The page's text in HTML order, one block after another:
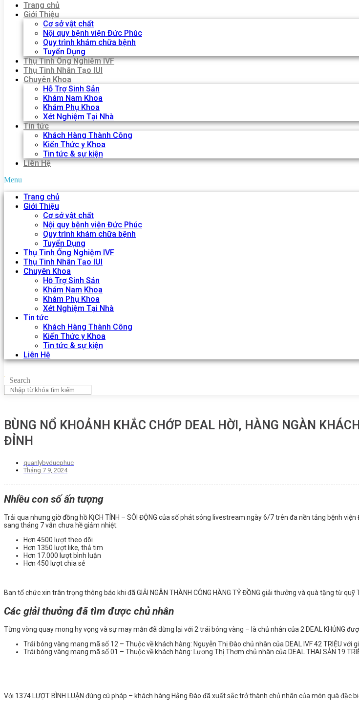
Trang chủ
Giới Thiệu
Cơ sở vật chất
Nội quy bệnh viện Đức Phúc
Quy trình khám chữa bệnh
Tuyển Dụng
Thụ Tinh Ống Nghiệm IVF
Thụ Tinh Nhân Tạo IUI
Chuyên Khoa
Hỗ Trợ Sinh Sản
Khám Nam Khoa
Khám Phụ Khoa
Xét Nghiệm Tại Nhà
Tin tức
Khách Hàng Thành Công
Kiến Thức y Khoa
Tin tức & sự kiện
Liên Hệ
Menu
Trang chủ
Giới Thiệu
Cơ sở vật chất
Nội quy bệnh viện Đức Phúc
Quy trình khám chữa bệnh
Tuyển Dụng
Thụ Tinh Ống Nghiệm IVF
Thụ Tinh Nhân Tạo IUI
Chuyên Khoa
Hỗ Trợ Sinh Sản
Khám Nam Khoa
Khám Phụ Khoa
Xét Nghiệm Tại Nhà
Tin tức
Khách Hàng Thành Công
Kiến Thức y Khoa
Tin tức & sự kiện
Liên Hệ
Search
BÙNG NỔ KHOẢNH KHẮC CHỚP DEAL HỜI, HÀNG NGÀN
ĐỈNH
quanlybvducphuc
Tháng 7 9, 2024
Nhiều con số ấn tượng
Trải qua nhưng giờ đồng hồ KỊCH TÍNH – SÔI ĐỘNG của số phát sóng livestream ngày 6/7 trên đa nền tảng bệnh
sang tháng 7 vẫn chưa hề giảm nhiệt:
Hơn 4500 lượt theo dõi
Hơn 1350 lượt like, thả tim
Hơn 17.000 lượt bình luận
Hơn 450 lượt chia sẻ
Ban tổ chức xin trân trọng thông báo khi đã GIẢI NGÂN THÀNH CÔNG HÀNG TỶ ĐỒNG giải thưởng và quà tặng từ
Các giải thưởng đã tìm được chủ nhân
Từng vòng quay mong hy vọng và sự may mắn đã dừng lại với 2 trái bóng vàng – là chủ nhân của 2 DEAL KHỦNG
Trái bóng vàng mang mã số 12 – Thuộc về khách hàng: Nguyễn Thị Đào chủ nhân của DEAL IVF 42 TRIỆU với
Trái bóng vàng mang mã số 01 – Thuộc về khách hàng: Lương Thị Thơm chủ nhân của DEAL THAI SẢN 19
Với 1374 LƯỢT BÌNH LUẬN đúng cú pháp – khách hàng Hằng Đào đã xuất sắc trở thành chủ nhân của món quà đặc